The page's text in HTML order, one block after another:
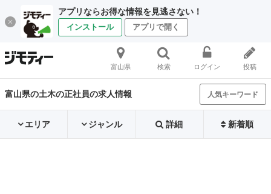
アプリならお得な情報を見逃さない！
インストール アプリで開く
富山県 検索 ログイン 投稿
富山県の土木の正社員の求人情報 人気キーワード
エリア ジャンル 詳細 新着順